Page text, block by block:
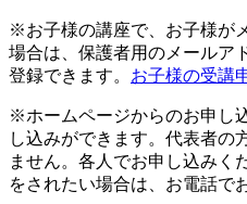
※お子様の講座で、お子様が
場合は、保護者用のメールア
登録できます。 お子様の受講
※ホームページからのお申し
し込みができます。代表者の
ません。各人でお申し込みく
をされたい場合は、お電話で